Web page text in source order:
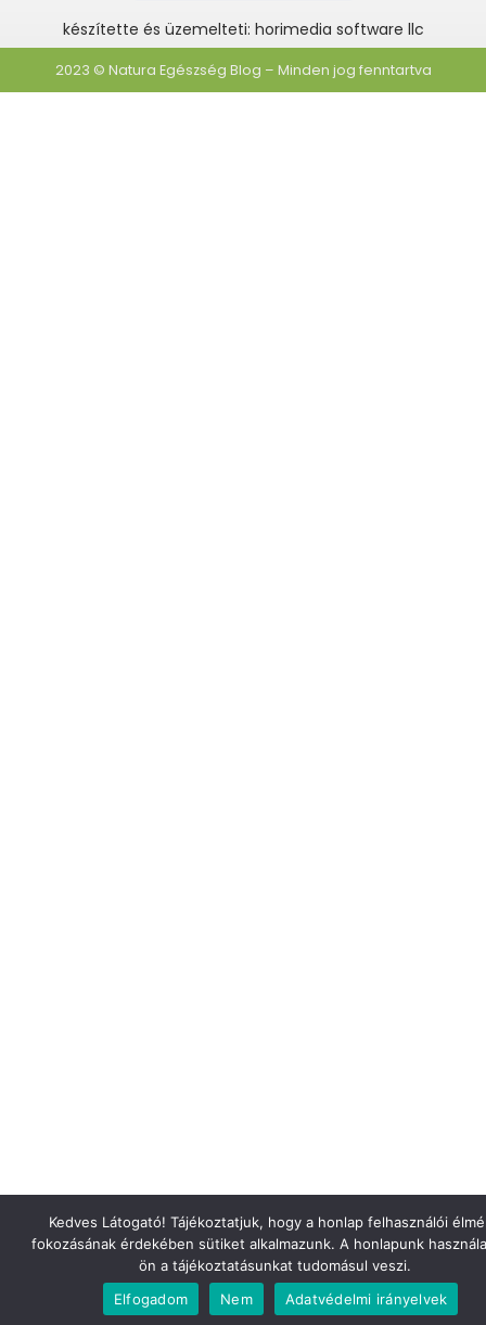
készítette és üzemelteti: horimedia software llc
2023 © Natura Egészség Blog – Minden jog fenntartva
Kedves Látogató! Tájékoztatjuk, hogy a honlap felhasználói
fokozásának érdekében sütiket alkalmazunk. A honlapunk
ön a tájékoztatásunkat tudomásul veszi.
Elfogadom
Nem Adatvédelmi irányelvek